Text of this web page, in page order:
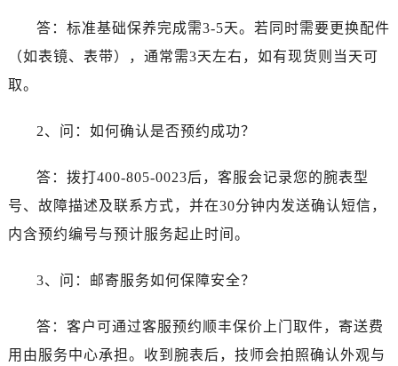
云南省怒江傈僳族自治州泸水市人民路劳力士售后服务中心（需提前预约）
云南省普洱市思茅区振兴大道劳力士售后服务中心（需提前预约）
云南省昭通市昭阳区青年路劳力士售后服务中心（需提前预约）
重庆市江北区观音桥步行街2号融恒时代广场9层902室劳力士售后服务中心（需提前预约）
广东省佛山市禅城区季华五路57号万科金融中心C座12层1205室劳力士售后服务中心（需提前预约）
广东省东莞市东城街道鸿福东路1号民盈国贸中心T1写字楼9层907室劳力士售后服务中心（需提前预约）
答：标准基础保养完成需3-5天。若同时需要更换配件
（如表镜、表带），通常需3天左右，如有现货则当天可
取。
2、问：如何确认是否预约成功？
答：拨打400-805-0023后，客服会记录您的腕表型
号、故障描述及联系方式，并在30分钟内发送确认短信，
内含预约编号与预计服务起止时间。
3、问：邮寄服务如何保障安全？
答：客户可通过客服预约顺丰保价上门取件，寄送费
用由服务中心承担。收到腕表后，技师会拍照确认外观与